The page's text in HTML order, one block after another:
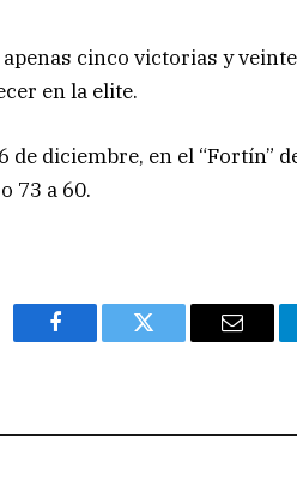
cinco victorias y
en la elite.
diciembre, en el “Fortín”
73 a 60.
Facebook Twitter Email